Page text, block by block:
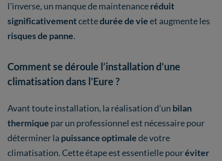
l'inverse, un manque de maintenanceréduit
significativementcettedurée de vieet augmente les
risques de panne.
Comment se déroule l’installation d’une
climatisation dans l’Eure ?
Avant toute installation, la réalisation d’un bilan
thermique par un professionnel est nécessaire pour
déterminer la puissance optimalede votre
climatisation. Cette étape est essentielle pouréviter